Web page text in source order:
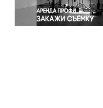
Экономика и бизнес